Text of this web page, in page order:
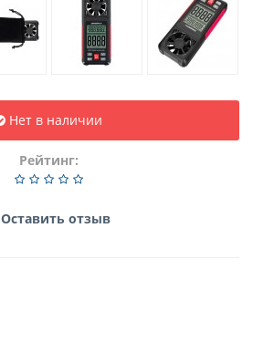
Нет в наличии
Рейтинг:
Оставить отзыв